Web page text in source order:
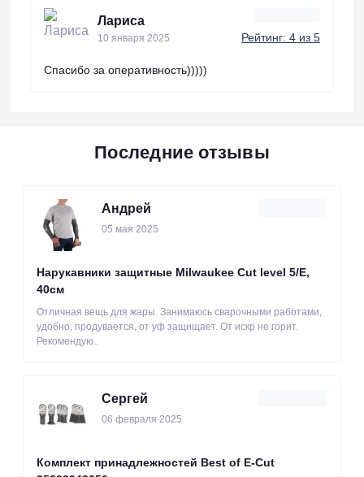
Лариса
10 января 2025 Рейтинг: 4 из 5
Спасибо за оперативность)))))
Последние отзывы
Андрей
05 мая 2025
Нарукавники защитные Milwaukee Cut level 5/Е,
40см
Отличная вещь для жары. Занимаюсь сварочными работами,
удобно, продувается, от уф защищает. От искр не горит.
Рекомендую..
Сергей
06 февраля 2025
Комплект принадлежностей Best of E-Cut